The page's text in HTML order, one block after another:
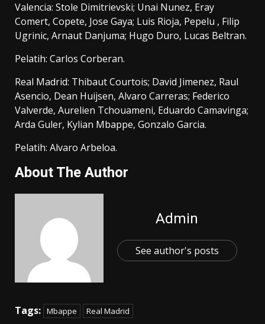
Valencia: Stole Dimitrievski; Unai Nunez, Eray
Comert, Copete, Jose Gaya; Luis Rioja, Pepelu , Filip
Ugrinic, Arnaut Danjuma; Hugo Duro, Lucas Beltran.
Pelatih: Carlos Corberan.
Real Madrid: Thibaut Courtois; David Jimenez, Raul
Asencio, Dean Huijsen, Alvaro Carreras; Federico
Valverde, Aurelien Tchouameni, Eduardo Camavinga;
Arda Guler, Kylian Mbappe, Gonzalo Garcia.
Pelatih: Alvaro Arbeloa.
About The Author
Admin
See author's posts
Tags: Mbappe Real Madrid